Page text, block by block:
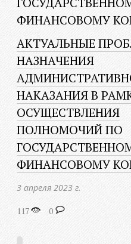
АКТУАЛЬНЫЕ
НАЗНАЧЕНИЯ
НАКАЗАНИЯ В
ОСУЩЕСТВЛЕНИЯ
ПОЛНОМОЧИЙ ПО
ФИНАНСОВОМУ
3 апреля 2023 г.
117 0